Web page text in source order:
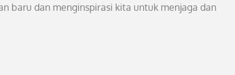
baru dan menginspirasi kita untuk menjaga dan